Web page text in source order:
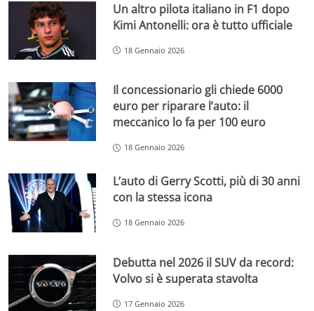
Un altro pilota italiano in F1 dopo
Kimi Antonelli: ora è tutto ufficiale
18 Gennaio 2026
Il concessionario gli chiede 6000
euro per riparare l’auto: il
meccanico lo fa per 100 euro
18 Gennaio 2026
L’auto di Gerry Scotti, più di 30 anni
con la stessa icona
18 Gennaio 2026
Debutta nel 2026 il SUV da record:
Volvo si è superata stavolta
17 Gennaio 2026